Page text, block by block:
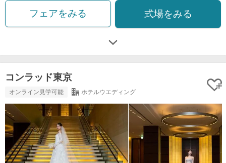
フェアをみる 式場をみる
コンラッド東京
オンライン見学可能 ホテルウエディング